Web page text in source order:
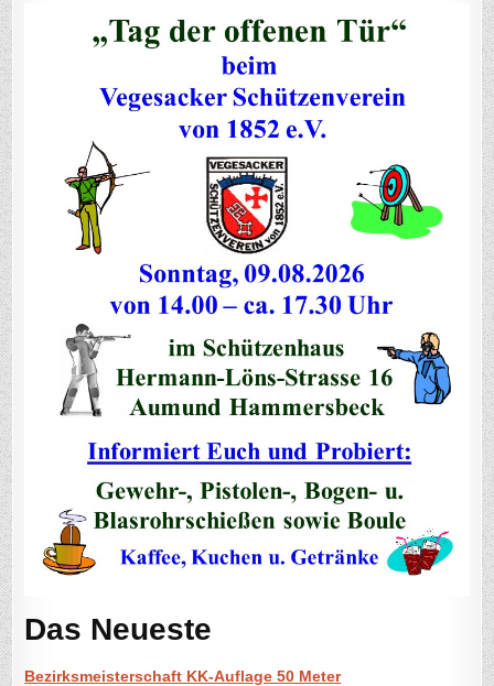
Das Neueste
Bezirksmeisterschaft KK-Auflage 50 Meter